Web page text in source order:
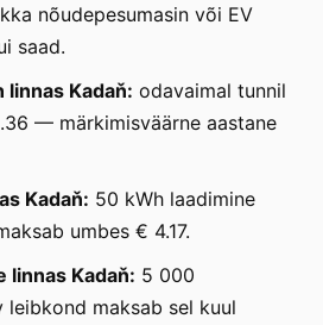
nõudepesumasin või EV
saad.
linnas Kadaň: odavaimal tunnil
— märkimisväärne aastane
Kadaň: 50 kWh laadimine
umbes € 4.17.
linnas Kadaň: 5 000
leibkond maksab sel kuul